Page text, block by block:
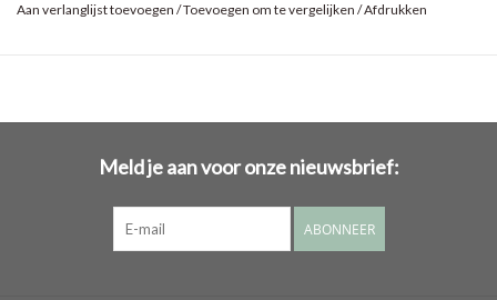
Aan verlanglijst toevoegen /Toevoegen om te vergelijken /Afdrukken
Meld je aan voor onze nieuwsbrief:
ABONNEER